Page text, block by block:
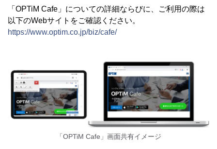
「OPTiM Cafe」についての詳細ならびに、ご利用の際は
以下のWebサイトをご確認ください。
https://www.optim.co.jp/biz/cafe/
「OPTiM Cafe」画面共有イメージ